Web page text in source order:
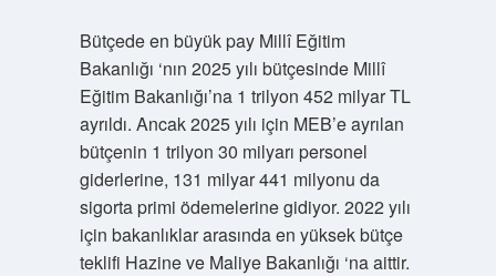
Bütçede en büyük pay Millî Eğitim
Bakanlığı ‘nın 2025 yılı bütçesinde Millî
Eğitim Bakanlığı’na 1 trilyon 452 milyar TL
ayrıldı. Ancak 2025 yılı için MEB’e ayrılan
bütçenin 1 trilyon 30 milyarı personel
giderlerine, 131 milyar 441 milyonu da
sigorta primi ödemelerine gidiyor. 2022 yılı
için bakanlıklar arasında en yüksek bütçe
teklifi Hazine ve Maliye Bakanlığı ‘na aittir.